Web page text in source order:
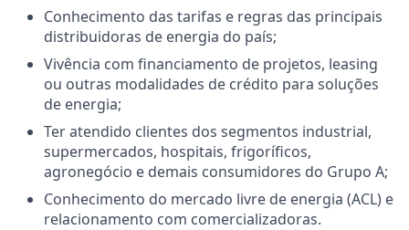
Conhecimento das tarifas e regras das principais
distribuidoras de energia do país;
Vivência com financiamento de projetos, leasing
ou outras modalidades de crédito para soluções
de energia;
Ter atendido clientes dos segmentos industrial,
supermercados, hospitais, frigoríficos,
agronegócio e demais consumidores do Grupo A;
Conhecimento do mercado livre de energia (ACL) e
relacionamento com comercializadoras.